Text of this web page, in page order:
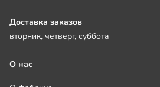
Доставка заказов
вторник, четверг, суббота
О нас